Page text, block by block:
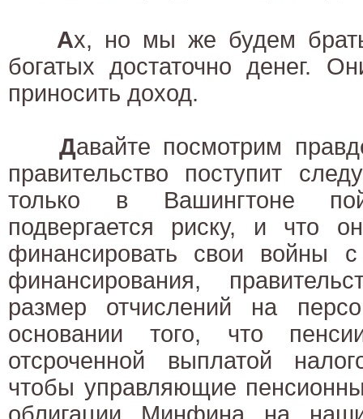
Ах, но мы же будем
богатых достаточно денег.
приносить доход.
Давайте посмотрим
правительство поступит
только в Вашингтоне
подвергается риску, и что
финансировать свои войны
финансирования,
размер отчислений на
основании того, что
отсроченной выплатой
чтобы управляющие